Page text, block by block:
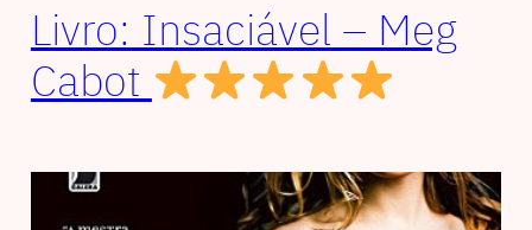
Livro: Insaciável – Meg
Cabot